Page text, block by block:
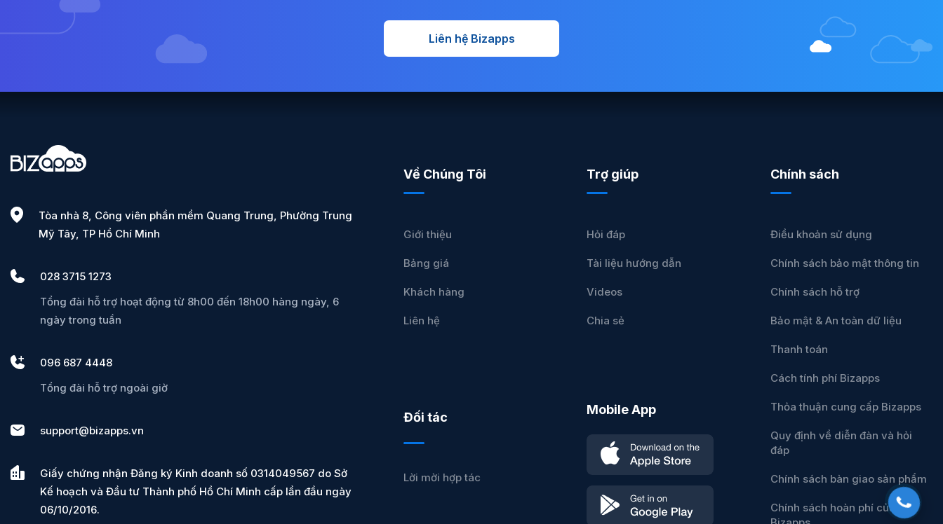
Liên hệ Bizapps
Tòa nhà 8, Công viên phần mềm Quang Trung, Phường Trung
Mỹ Tây, TP Hồ Chí Minh
028 3715 1273
Tổng đài hỗ trợ hoạt động từ 8h00 đến 18h00 hàng ngày, 6
ngày trong tuần
096 687 4448
Tổng đài hỗ trợ ngoài giờ
support@bizapps.vn
Giấy chứng nhận Đăng ký Kinh doanh số 0314049567 do Sở
Kế hoạch và Đầu tư Thành phố Hồ Chí Minh cấp lần đầu ngày
06/10/2016.
Về Chúng Tôi
Giới thiệu
Bảng giá
Khách hàng
Liên hệ
Đối tác
Lời mời hợp tác
Trợ giúp
Hỏi đáp
Tài liệu hướng dẫn
Videos
Chia sẻ
Mobile App
Chính sách
Điều khoản sử dụng
Chính sách bảo mật thông tin
Chính sách hỗ trợ
Bảo mật & An toàn dữ liệu
Thanh toán
Cách tính phí Bizapps
Thỏa thuận cung cấp Bizapps
Quy định về diễn đàn và hỏi
đáp
Chính sách bàn giao sản phẩm
Chính sách hoàn phí của